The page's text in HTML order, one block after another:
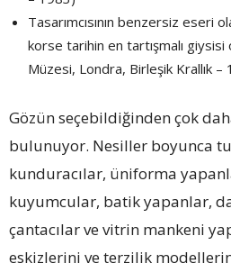
Tasarımcısının benzersiz eseri
korse tarihin en tartışmalı
Müzesi, Londra, Birleşik Krallık –
Gözün seçebildiğinden çok
bulunuyor. Nesiller boyunca
kunduracılar, üniforma
kuyumcular, batik yapanlar,
çantacılar ve vitrin mankeni
eskizlerini ve terzilik